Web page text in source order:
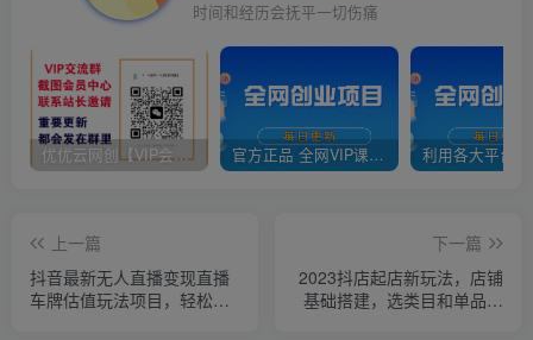
时间和经历会抚平一切伤痛
优优云网创【VIP会员专属交流群】 官方正品 全网VIP课程 无损下载~
上一篇
抖音最新无人直播变现直播
车牌估值玩法项目，轻松日
下一篇
2023抖店起店新玩法，店铺
基础搭建，选类目和单品的